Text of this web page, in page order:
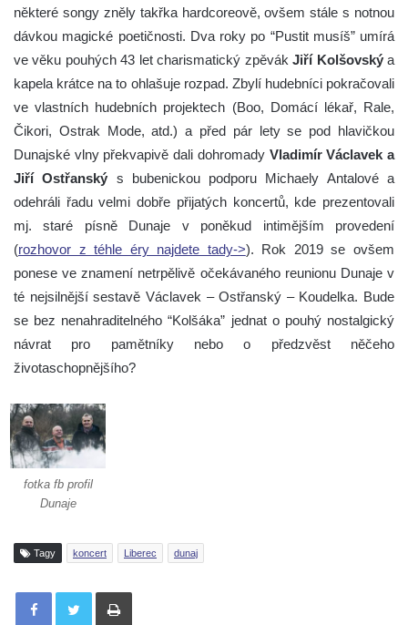
některé songy zněly takřka hardcoreově, ovšem stále s notnou
dávkou magické poetičnosti. Dva roky po “Pustit musíš” umírá
ve věku pouhých 43 let charismatický zpěvákJiří Kolšovskýa
kapela krátce na to ohlašuje rozpad. Zbylí hudebníci pokračovali
ve vlastních hudebních projektech (Boo, Domácí lékař, Rale,
Čikori, Ostrak Mode, atd.) a před pár lety se pod hlavičkou
Dunajské vlny překvapivě dali dohromady Vladimír Václavek a
Jiří Ostřanský s bubenickou podporu Michaely Antalové a
odehráli řadu velmi dobře přijatých koncertů, kde prezentovali
mj. staré písně Dunaje v poněkud intimějším provedení
(rozhovor z téhle éry najdete tady->). Rok 2019 se ovšem
ponese ve znamení netrpělivě očekávaného reunionu Dunaje v
té nejsilnější sestavě Václavek – Ostřanský – Koudelka. Bude
se bez nenahraditelného “Kolšáka” jednat o pouhý nostalgický
návrat pro pamětníky nebo o předzvěst něčeho
životaschopnějšího?
fotka fb profil
Dunaje
Tagy koncert Liberec dunaj
Tisknout